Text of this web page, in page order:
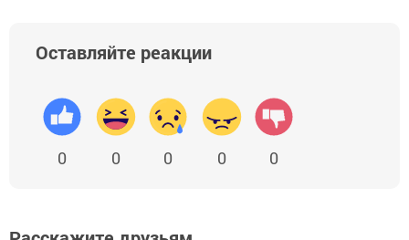
Оставляйте реакции
0 0 0 0 0